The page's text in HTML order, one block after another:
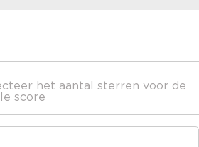
het aantal sterren voor de
score